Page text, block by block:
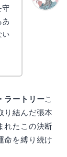
守
あ
い
ラートリーこ
り結んだ張本
れたこの決断
命を縛り続け